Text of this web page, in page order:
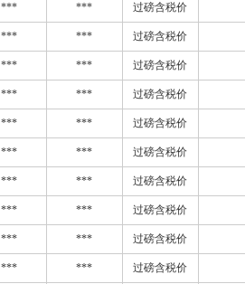
*** *** 过磅含税价
*** *** 过磅含税价
*** *** 过磅含税价
*** *** 过磅含税价
*** *** 过磅含税价
*** *** 过磅含税价
*** *** 过磅含税价
*** *** 过磅含税价
*** *** 过磅含税价
*** *** 过磅含税价